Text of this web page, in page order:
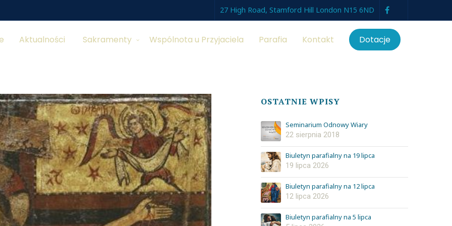
27 High Road, Stamford Hill London N15 6ND
Aktualności Sakramenty Wspólnota u Przyjaciela Parafia Kontakt Dotacje
OSTATNIE WPISY
Seminarium Odnowy Wiary
22 sierpnia 2018
Biuletyn parafialny na 19 lipca
19 lipca 2026
Biuletyn parafialny na 12 lipca
12 lipca 2026
Biuletyn parafialny na 5 lipca